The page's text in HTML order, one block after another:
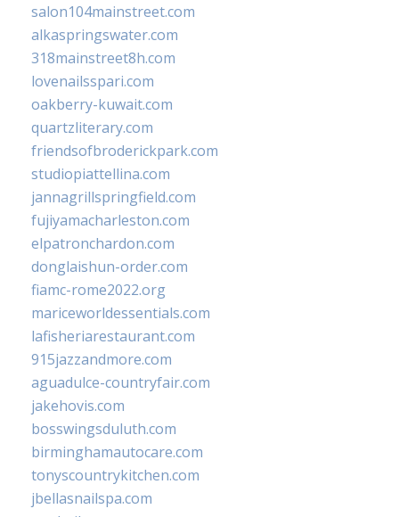
salon104mainstreet.com
alkaspringswater.com
318mainstreet8h.com
lovenailsspari.com
oakberry-kuwait.com
quartzliterary.com
friendsofbroderickpark.com
studiopiattellina.com
jannagrillspringfield.com
fujiyamacharleston.com
elpatronchardon.com
donglaishun-order.com
fiamc-rome2022.org
mariceworldessentials.com
lafisheriarestaurant.com
915jazzandmore.com
aguadulce-countryfair.com
jakehovis.com
bosswingsduluth.com
birminghamautocare.com
tonyscountrykitchen.com
jbellasnailspa.com